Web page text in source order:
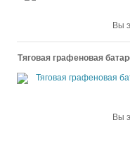
Вы
Тяговая графеновая
Вы